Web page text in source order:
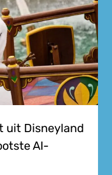
uit Disneyland
AI-